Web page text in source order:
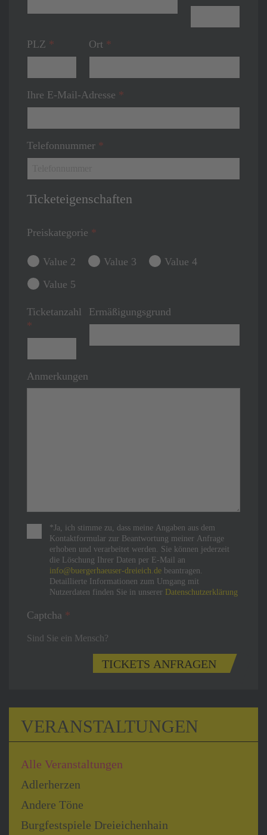
VERANSTALTUNGEN
Alle Veranstaltungen
Adlerherzen
Andere Töne
Burgfestspiele Dreieichenhain
PLZ * Ort *
Ihre E-Mail-Adresse *
Telefonnummer *
Ticketeigenschaften
Preiskategorie *
Value 2 Value 3
Value 4
Value 5
Ticketanzahl
*
Ermäßigungsgrund
Anmerkungen
Nutzungsbedingungen*
*Ja, ich stimme zu, dass meine Angaben aus dem
Kontaktformular zur Beantwortung meiner Anfrage
erhoben und verarbeitet werden. Sie können jederzeit
die Löschung Ihrer Daten per E-Mail an
info@buergerhaeuser-dreieich.de beantragen.
Detaillierte Informationen zum Umgang mit
Nutzerdaten finden Sie in unserer Datenschutzerklärung
Captcha *
Sind Sie ein Mensch?
TICKETS ANFRAGEN